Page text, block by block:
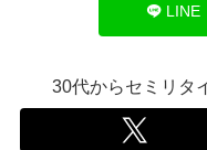
LINE
30代からセミリタ